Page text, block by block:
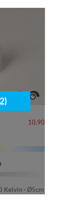
10,90
Kelvin · Ø5cm
(2)